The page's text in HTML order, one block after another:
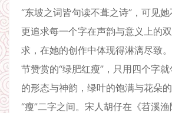
“东坡之词皆句读不葺之诗”，可见她
更追求每一个字在声韵与意义上的
求，在她的创作中体现得淋漓尽致
节赞赏的“绿肥红瘦”，只用四个字
的形态与神韵，绿叶的饱满与花朵
“瘦”二字之间。宋人胡仔在《苕溪